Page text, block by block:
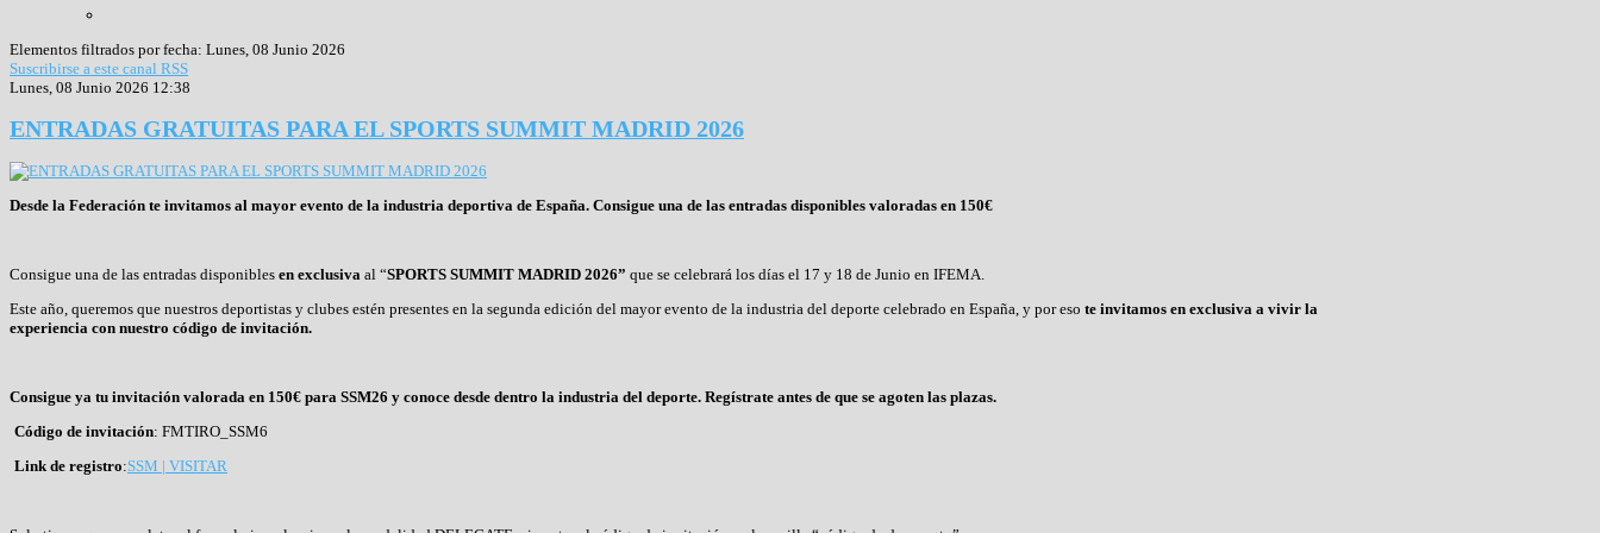
Elementos filtrados por fecha: Lunes, 08 Junio 2026
Suscribirse a este canal RSS
Lunes, 08 Junio 2026 12:38
ENTRADAS GRATUITAS PARA EL SPORTS SUMMIT MADRID 2026
Desde la Federación te invitamos al mayor evento de la industria deportiva de España. Consigue una de las entradas disponibles valoradas en 150€
Consigue una de las entradas disponibles en exclusiva al “SPORTS SUMMIT MADRID 2026” que se celebrará los días el 17 y 18 de Junio en IFEMA.
Este año, queremos que nuestros deportistas y clubes estén presentes en la segunda edición del mayor evento de la industria del deporte celebrado en España, y por eso te invitamos en exclusiva a vivir la
experiencia con nuestro código de invitación.
Consigue ya tu invitación valorada en 150€ para SSM26 y conoce desde dentro la industria del deporte. Regístrate antes de que se agoten las plazas.
Código de invitación: FMTIRO_SSM6
Link de registro:SSM | VISITAR